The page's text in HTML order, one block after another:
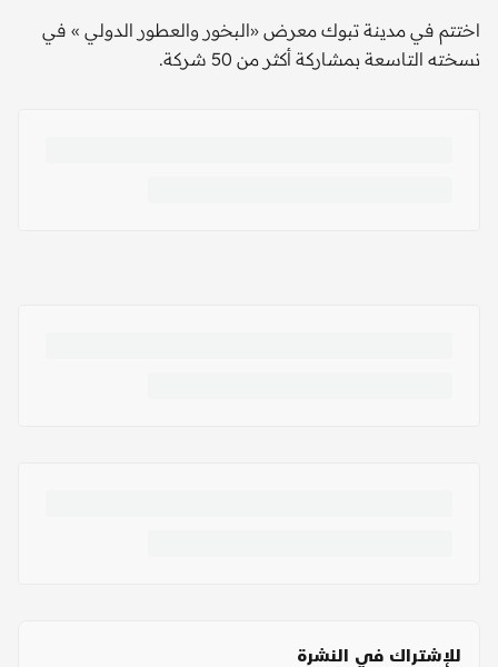
اختتم في مدينة تبوك معرض «البخور والعطور الدولي » في
نسخته التاسعة بمشاركة أكثر من 50 شركة.
للإشتراك في النشرة